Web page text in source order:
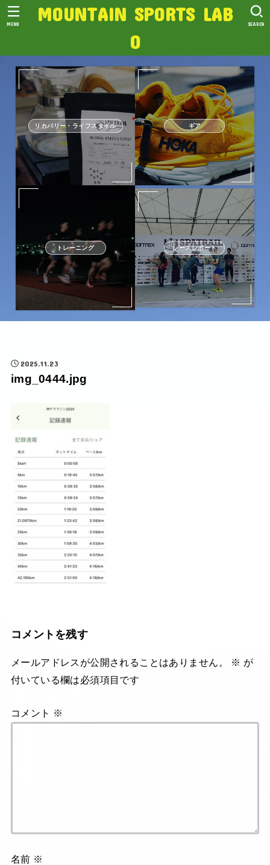
MOUNTAIN SPORTS LAB
O
SEARCH
MENU
リカバリー・ライフスタイル ギア
トレーニング レースレポート
2025.11.23
img_0444.jpg
コメントを残す
メールアドレスが公開されることはありません。 ※ が
付いている欄は必須項目です
コメント ※
名前 ※